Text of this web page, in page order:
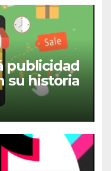
publicidad
su historia